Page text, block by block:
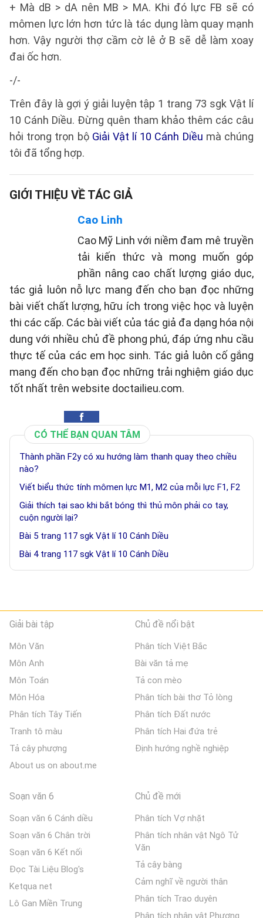
+ Mà dB > dA nên MB > MA. Khi đó lực FB sẽ có
mômen lực lớn hơn tức là tác dụng làm quay mạnh
hơn. Vậy người thợ cầm cờ lê ở B sẽ dễ làm xoay
đai ốc hơn.
-/-
Trên đây là gợi ý giải luyện tập 1 trang 73 sgk Vật lí
10 Cánh Diều. Đừng quên tham khảo thêm các câu
hỏi trong trọn bộ Giải Vật lí 10 Cánh Diều mà chúng
tôi đã tổng hợp.
GIỚI THIỆU VỀ TÁC GIẢ
Cao Linh
Cao Mỹ Linh với niềm đam mê truyền
tải kiến thức và mong muốn góp
phần nâng cao chất lượng giáo dục,
tác giả luôn nỗ lực mang đến cho bạn đọc những
bài viết chất lượng, hữu ích trong việc học và luyện
thi các cấp. Các bài viết của tác giả đa dạng hóa nội
dung với nhiều chủ đề phong phú, đáp ứng nhu cầu
thực tế của các em học sinh. Tác giả luôn cố gắng
mang đến cho bạn đọc những trải nghiệm giáo dục
tốt nhất trên website doctailieu.com.
CÓ THỂ BẠN QUAN TÂM
Thành phần F2y có xu hướng làm thanh quay theo chiều
nào?
Viết biểu thức tính mômen lực M1, M2 của mỗi lực F1, F2
Giải thích tại sao khi bắt bóng thì thủ môn phải co tay,
cuộn người lại?
Bài 5 trang 117 sgk Vật lí 10 Cánh Diều
Bài 4 trang 117 sgk Vật lí 10 Cánh Diều
Giải bài tập
Môn Văn
Môn Anh
Môn Toán
Môn Hóa
Phân tích Tây Tiến
Tranh tô màu
Tả cây phượng
About us on about.me
Chủ đề nổi bật
Phân tích Việt Bắc
Bài văn tả mẹ
Tả con mèo
Phân tích bài thơ Tỏ lòng
Phân tích Đất nước
Phân tích Hai đứa trẻ
Định hướng nghề nghiệp
Soạn văn 6
Soạn văn 6 Cánh diều
Soạn văn 6 Chân trời
Soạn văn 6 Kết nối
Đọc Tài Liệu Blog's
Ketqua net
Lô Gan Miền Trung
Chủ đề mới
Phân tích Vợ nhặt
Phân tích nhân vật Ngô Tử
Văn
Tả cây bàng
Cảm nghĩ về người thân
Phân tích Trao duyên
Phân tích nhân vật Phương